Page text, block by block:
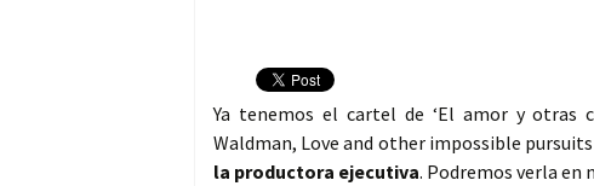
Ya tenemos el cartel de ‘El amor y otras
Waldman, Love and other impossible pursuits
la productora ejecutiva. Podremos verla